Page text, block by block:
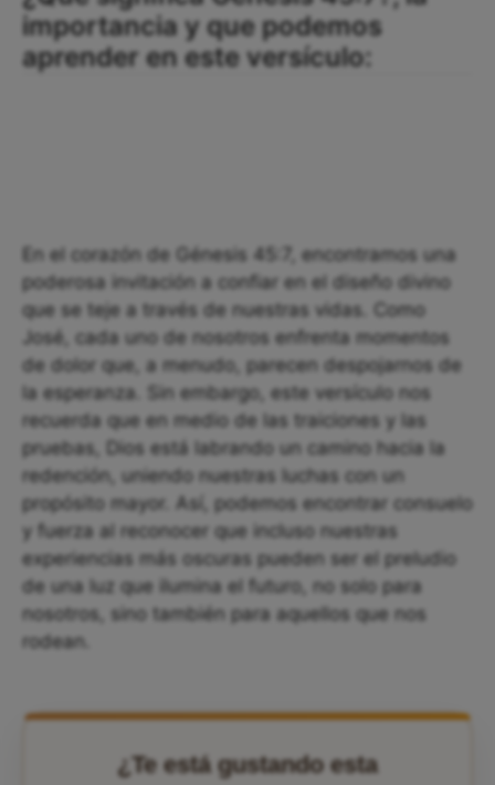
importancia y que podemos
aprender en este versículo:
En el corazón de Génesis 45:7, encontramos una
poderosa invitación a confiar en el diseño divino
que se teje a través de nuestras vidas. Como
José, cada uno de nosotros enfrenta momentos
de dolor que, a menudo, parecen despojarnos de
la esperanza. Sin embargo, este versículo nos
recuerda que en medio de las traiciones y las
pruebas, Dios está labrando un camino hacia la
redención, uniendo nuestras luchas con un
propósito mayor. Así, podemos encontrar consuelo
y fuerza al reconocer que incluso nuestras
experiencias más oscuras pueden ser el preludio
de una luz que ilumina el futuro, no solo para
nosotros, sino también para aquellos que nos
rodean.
¿Te está gustando esta